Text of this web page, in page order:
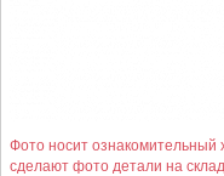
Фото носит
сделают фото детали на